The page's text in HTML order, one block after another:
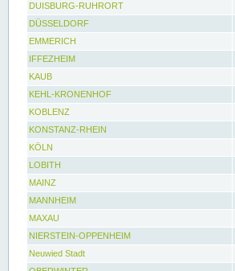
DUISBURG-RUHRORT
DÜSSELDORF
EMMERICH
IFFEZHEIM
KAUB
KEHL-KRONENHOF
KOBLENZ
KONSTANZ-RHEIN
KÖLN
LOBITH
MAINZ
MANNHEIM
MAXAU
NIERSTEIN-OPPENHEIM
Neuwied Stadt